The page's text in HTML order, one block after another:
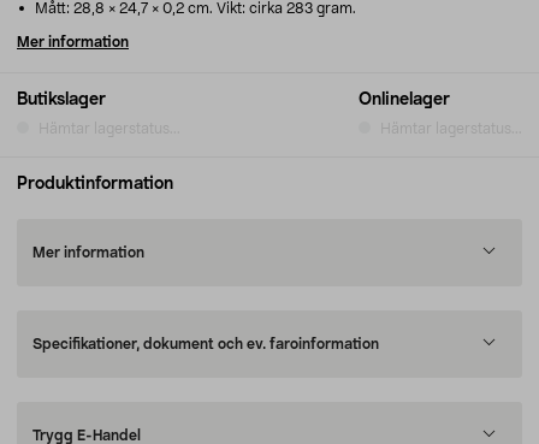
Butikslager
Hämtar lagerstatus...
Onlinelager
Hämtar lagerstatus...
Mått: 28,8 × 24,7 × 0,2 cm. Vikt: cirka 283 gram.
Mer information
Produktinformation
Mer information
Specifikationer, dokument och ev. faroinformation
Trygg E-Handel